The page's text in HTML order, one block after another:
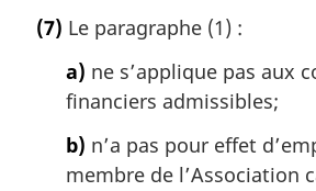
t
(7) Le paragraphe (1) :
a) ne s’applique pas aux
financiers admissibles;
b) n’a pas pour effet
membre de l’Association